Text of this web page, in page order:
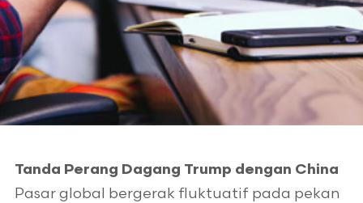
Tanda Perang Dagang Trump dengan China
Pasar global bergerak fluktuatif pada pekan